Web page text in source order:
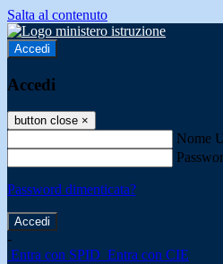
Salta al contenuto
Accedi
Accedi
button close ×
Nome
Password dimenticata?
-
Entra con SPID Entra con CIE